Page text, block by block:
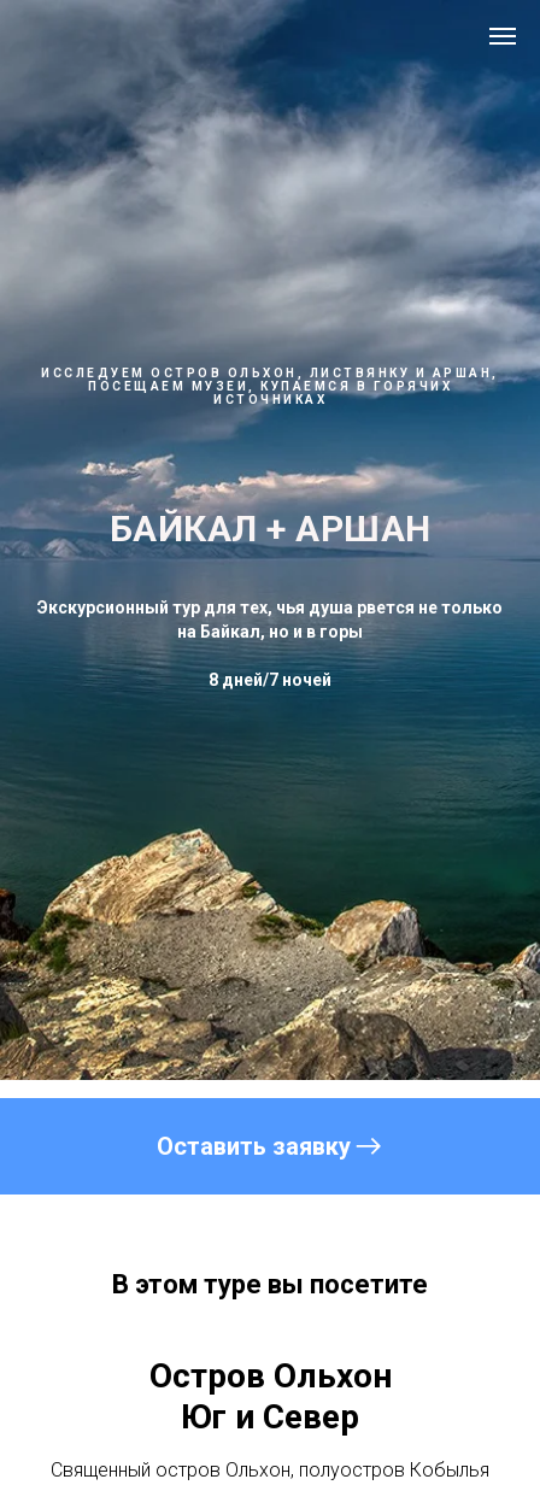
ИССЛЕДУЕМ ОСТРОВ ОЛЬХОН, ЛИСТВЯНКУ И АРШАН,
ПОСЕЩАЕМ МУЗЕИ, КУПАЕМСЯ В ГОРЯЧИХ
ИСТОЧНИКАХ
БАЙКАЛ + АРШАН
Экскурсионный тур для тех, чья душа рвется не только
на Байкал, но и в горы
8 дней/7 ночей
Оставить заявку
В этом туре вы посетите
Остров Ольхон
Юг и Север
Священный остров Ольхон, полуостров Кобылья